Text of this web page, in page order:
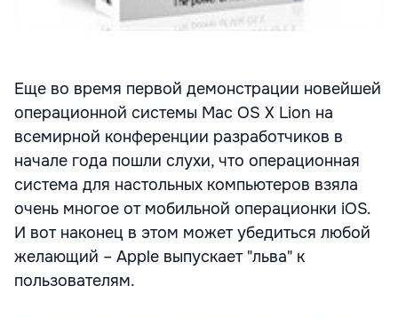
Еще во время первой демонстрации новейшей
операционной системы Mac OS X Lion на
всемирной конференции разработчиков в
начале года пошли слухи, что операционная
система для настольных компьютеров взяла
очень многое от мобильной операционки iOS.
И вот наконец в этом может убедиться любой
желающий – Apple выпускает "льва" к
пользователям.